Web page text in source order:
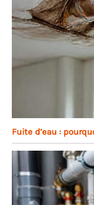
Fuite d’eau :